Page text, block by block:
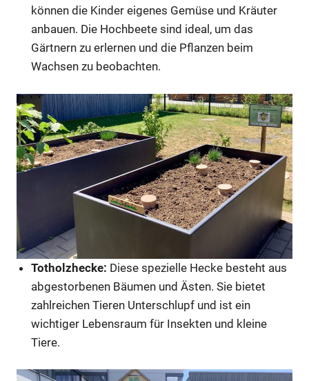
können die Kinder eigenes Gemüse und Kräuter
anbauen. Die Hochbeete sind ideal, um das
Gärtnern zu erlernen und die Pflanzen beim
Wachsen zu beobachten.
Totholzhecke: Diese spezielle Hecke besteht aus
abgestorbenen Bäumen und Ästen. Sie bietet
zahlreichen Tieren Unterschlupf und ist ein
wichtiger Lebensraum für Insekten und kleine
Tiere.